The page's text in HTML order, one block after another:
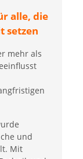
alle, die
setzen
mehr als
und
Mit